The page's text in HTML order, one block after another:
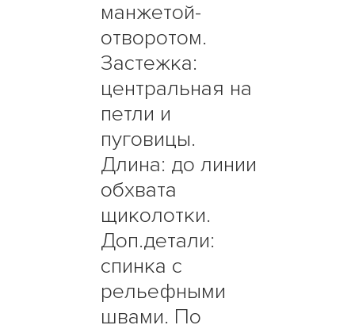
манжетой-
отворотом.
Застежка:
центральная на
петли и
пуговицы.
Длина: до линии
обхвата
щиколотки.
Доп.детали:
спинка с
рельефными
швами. По